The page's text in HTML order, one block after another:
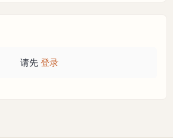
请先 登录